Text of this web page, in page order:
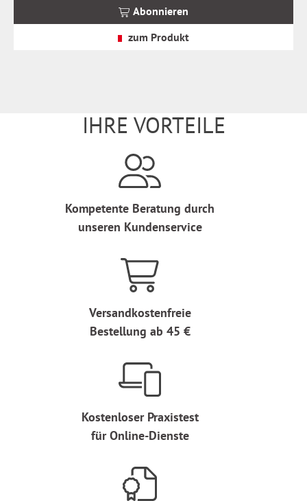
Abonnieren
zum Produkt
IHRE VORTEILE
Kompetente Beratung durch
unseren Kundenservice
Versandkostenfreie
Bestellung ab 45 €
Kostenloser Praxistest
für Online-Dienste